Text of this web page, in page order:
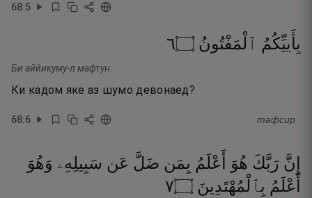
68:5
بِأَييِّكُمُ ٱلْمَفْتُونُ ۝٦
Би аййикуму-л мафтун.
Ки кадом яке аз шумо девонаед?
68:6 тафсир
إِنَّ رَبَّكَ هُوَ أَعْلَمُ بِمَن ضَلَّ عَن سَبِيلِهِۦ وَهُوَ
أَعْلَمُ بِٱلْمُهْتَدِينَ ۝٧